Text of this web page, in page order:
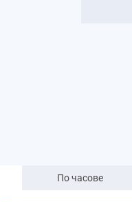
По часове